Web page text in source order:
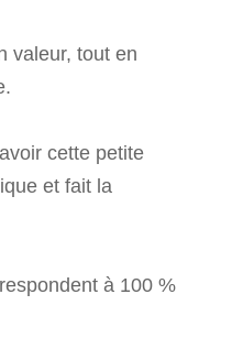
valeur, tout en
cette petite
et fait la
à 100 %